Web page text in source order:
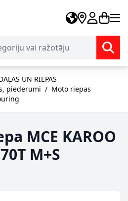
UN RIEPAS
piederumi / Moto riepas
MCE KAROO
M+S